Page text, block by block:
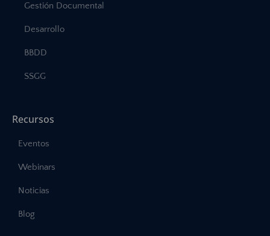
Gestión Documental
Desarrollo
BBDD
SSGG
Recursos
Eventos
Webinars
Noticias
Blog